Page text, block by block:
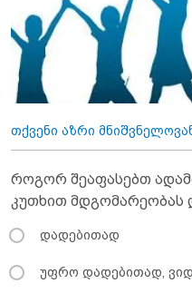
თქვენი აზრი
როგორ შეაფასებთ
კუთხით მდგომარეობას
დადებითად
უფრო დადებითად,